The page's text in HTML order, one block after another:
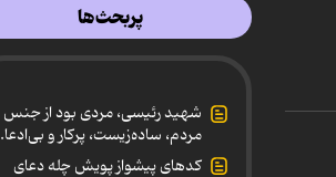
پربحث‌ها
شهید رئیسی، مردی بود از جنس
مردم، ساده‌زیست، پرکار و بی‌ادعا.
کدهای پیشواز پویش چله دعای